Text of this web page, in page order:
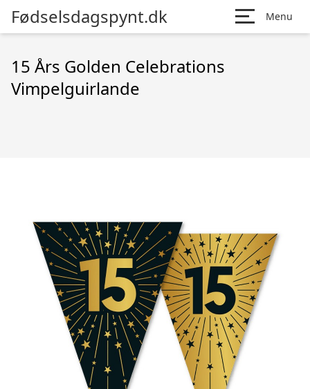
Fødselsdagspynt.dk Menu
15 Års Golden Celebrations
Vimpelguirlande